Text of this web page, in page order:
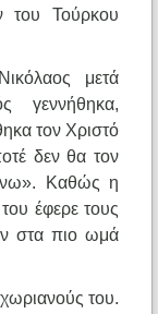
του Τούρκου
μετά
γεννήθηκα,
τον Χριστό
δεν θα τον
Καθώς η
έφερε τους
στα πιο ωμά
του.